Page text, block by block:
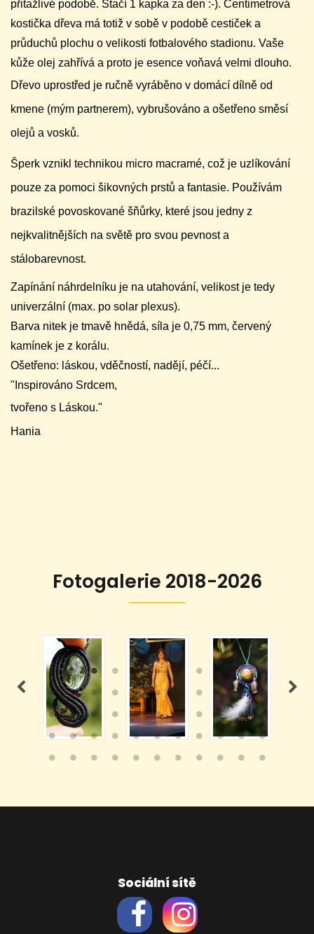
přitažlivé podobě. Stačí 1 kapka za den :-). Centimetrová
kostička dřeva má totiž v sobě v podobě cestiček a
průduchů plochu o velikosti fotbalového stadionu. Vaše
kůže olej zahřívá a proto je esence voňavá velmi dlouho.
Dřevo uprostřed je ručně vyráběno v domácí dílně od
kmene (mým partnerem), vybrušováno a ošetřeno směsí
olejů a vosků.
Šperk vznikl technikou micro macramé, což je uzlíkování
pouze za pomoci šikovných prstů a fantasie. Používám
brazilské povoskované šňůrky, které jsou jedny z
nejkvalitnějších na světě pro svou pevnost a
stálobarevnost.
Zapínání náhrdelníku je na utahování, velikost je tedy
univerzální (max. po solar plexus).
Barva nitek je tmavě hnědá, síla je 0,75 mm, červený
kamínek je z korálu.
Ošetřeno: láskou, vděčností, nadějí, péčí...
"Inspirováno Srdcem,
tvořeno s Láskou."
Hania
Fotogalerie 2018-2026
Sociální sítě